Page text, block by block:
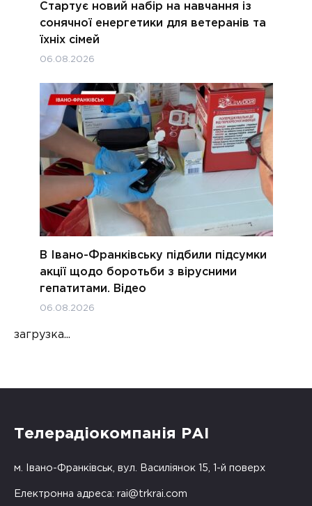
Стартує новий набір на навчання із
сонячної енергетики для ветеранів та
їхніх сімей
06.08.2026
В Івано-Франківську підбили підсумки
акції щодо боротьби з вірусними
гепатитами. Відео
06.08.2026
загрузка...
Телерадіокомпанія РАІ
м. Івано-Франківськ, вул. Василіянок 15, 1-й поверх
Електронна адреса: rai@trkrai.com